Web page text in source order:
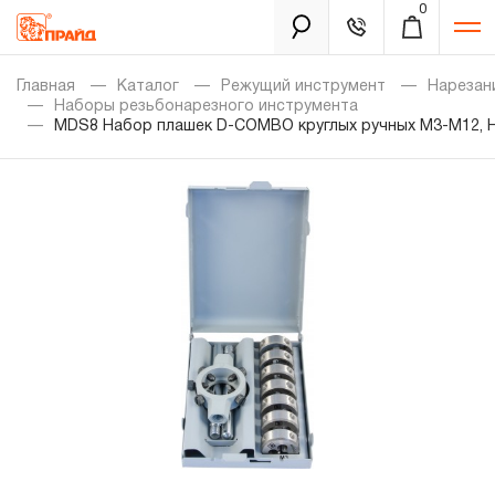
0
Каталог
Золотая лихорадка
Уцененный товар
Забыли пароль?
Главная Каталог Режущий инструмент
Наборы резьбонарезного инструмента
MDS8 Набор плашек D-COMBO круглых ручных М3-М12,